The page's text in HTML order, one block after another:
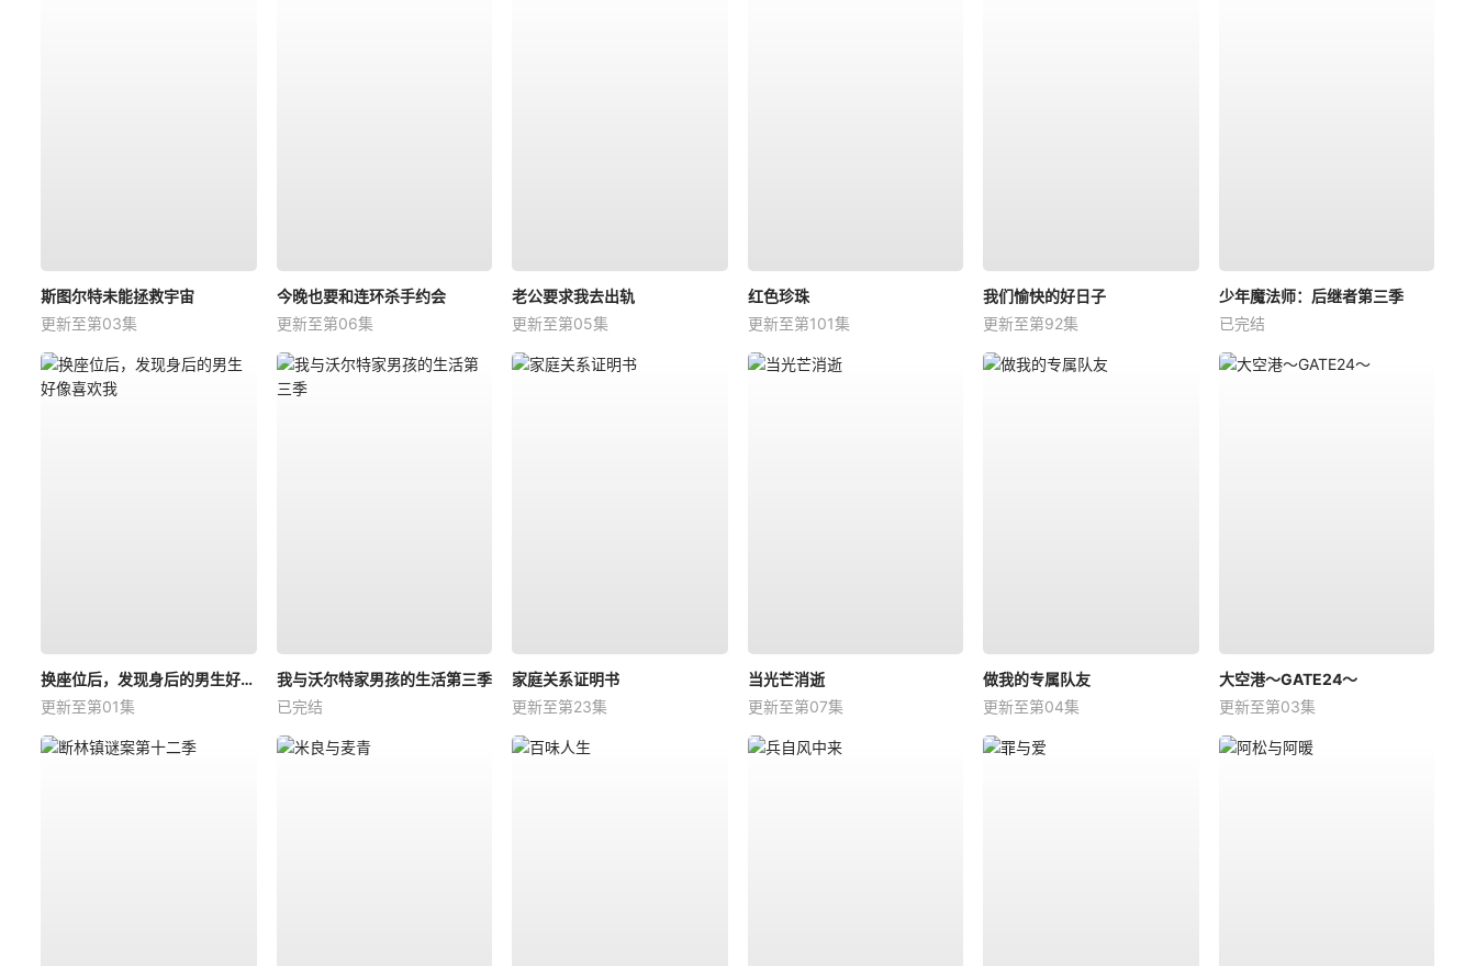
斯图尔特未能拯救宇宙
更新至第03集
今晚也要和连环杀手约会
更新至第06集
老公要求我去出轨
更新至第05集
红色珍珠
更新至第101集
我们愉快的好日子
更新至第92集
少年魔法师：后继者第三季
已完结
换座位后，发现身后的男生好像喜欢我
更新至第01集
我与沃尔特家男孩的生活第三季
已完结
家庭关系证明书
更新至第23集
当光芒消逝
更新至第07集
做我的专属队友
更新至第04集
大空港～GATE24～
更新至第03集